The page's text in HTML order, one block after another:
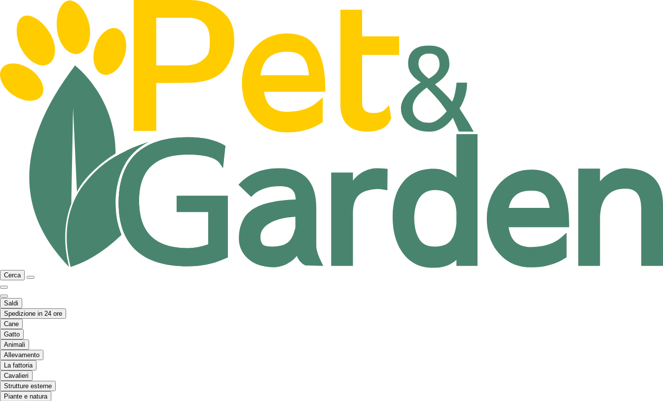
Cerca
Saldi
Spedizione in 24 ore
Cane
Gatto
Animali
Allevamento
La fattoria
Cavalieri
Strutture esterne
Piante e natura